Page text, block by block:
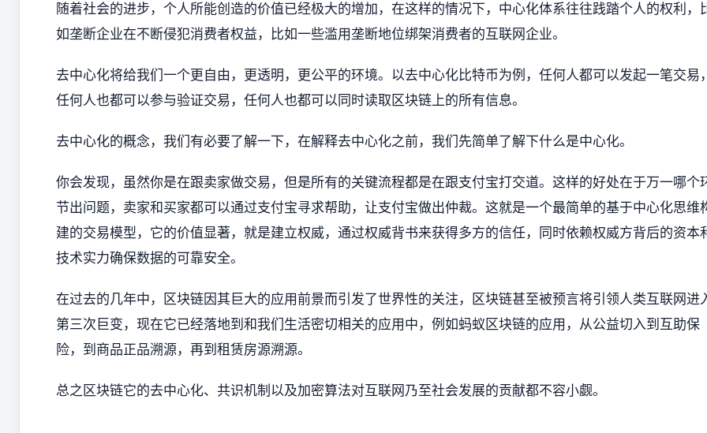
随着社会的进步，个人所能创造的价值已经极大的增加，在这样的情况下，中心化体系往往践踏个人的权利，
如垄断企业在不断侵犯消费者权益，比如一些滥用垄断地位绑架消费者的互联网企业。
去中心化将给我们一个更自由，更透明，更公平的环境。以去中心化比特币为例，任何人都可以发起一笔交易，
任何人也都可以参与验证交易，任何人也都可以同时读取区块链上的所有信息。
去中心化的概念，我们有必要了解一下，在解释去中心化之前，我们先简单了解下什么是中心化。
你会发现，虽然你是在跟卖家做交易，但是所有的关键流程都是在跟支付宝打交道。这样的好处在于万一哪个
节出问题，卖家和买家都可以通过支付宝寻求帮助，让支付宝做出仲裁。这就是一个最简单的基于中心化思维
建的交易模型，它的价值显著，就是建立权威，通过权威背书来获得多方的信任，同时依赖权威方背后的资本
技术实力确保数据的可靠安全。
在过去的几年中，区块链因其巨大的应用前景而引发了世界性的关注，区块链甚至被预言将引领人类互联网进
第三次巨变，现在它已经落地到和我们生活密切相关的应用中，例如蚂蚁区块链的应用，从公益切入到互助保
险，到商品正品溯源，再到租赁房源溯源。
总之区块链它的去中心化、共识机制以及加密算法对互联网乃至社会发展的贡献都不容小觑。